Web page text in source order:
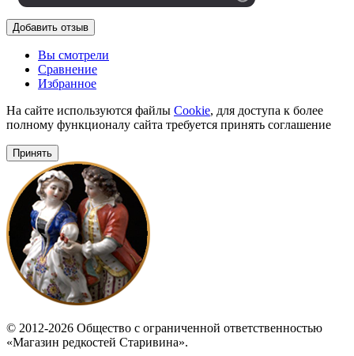
Добавить отзыв
Вы смотрели
Сравнение
Избранное
На сайте используются файлы Cookie, для доступа к более
полному функционалу сайта требуется принять соглашение
Принять
© 2012-2026 Общество с ограниченной ответственностью
«Магазин редкостей Старивина».